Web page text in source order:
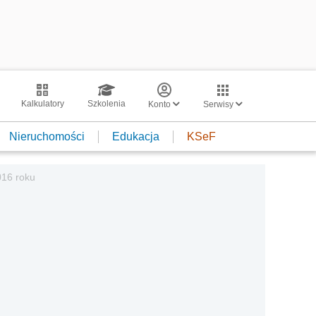
Kalkulatory Szkolenia Konto Serwisy
Nieruchomości Edukacja KSeF
roku